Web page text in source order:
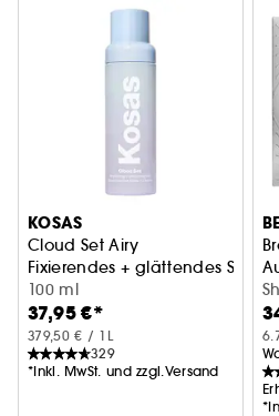
KOSAS
Cloud Set Airy
Fixierendes + glättendes Spray
100 ml
37,95 €*
379,50 € / 1L
329
*Inkl. MwSt. und zzgl.Versand